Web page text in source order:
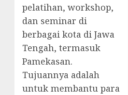
pelatihan, workshop,
dan seminar di
berbagai kota di Jawa
Tengah, termasuk
Pamekasan.
Tujuannya adalah
untuk membantu para